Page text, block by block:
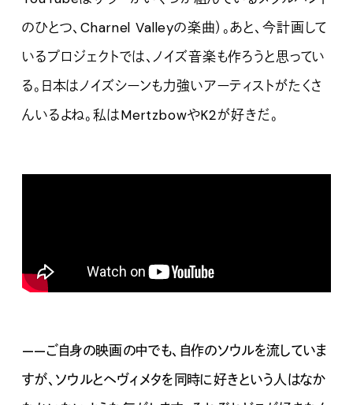
のひとつ、Charnel Valleyの楽曲）。あと、今計画して
いるプロジェクトでは、ノイズ音楽も作ろうと思ってい
る。日本はノイズシーンも力強いアーティストがたくさ
んいるよね。私はMertzbowやK2が好きだ。
——ご自身の映画の中でも、自作のソウルを流していま
すが、ソウルとヘヴィメタを同時に好きという人はなか